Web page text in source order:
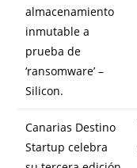
almacenamiento
inmutable a
prueba de
‘ransomware’ –
Silicon.
Canarias Destino
Startup celebra